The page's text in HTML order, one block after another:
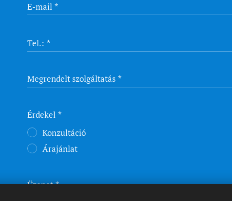
E-mail
Tel.:
Megrendelt szolgáltatás
Érdekel
Konzultáció
Árajánlat
Üzenet